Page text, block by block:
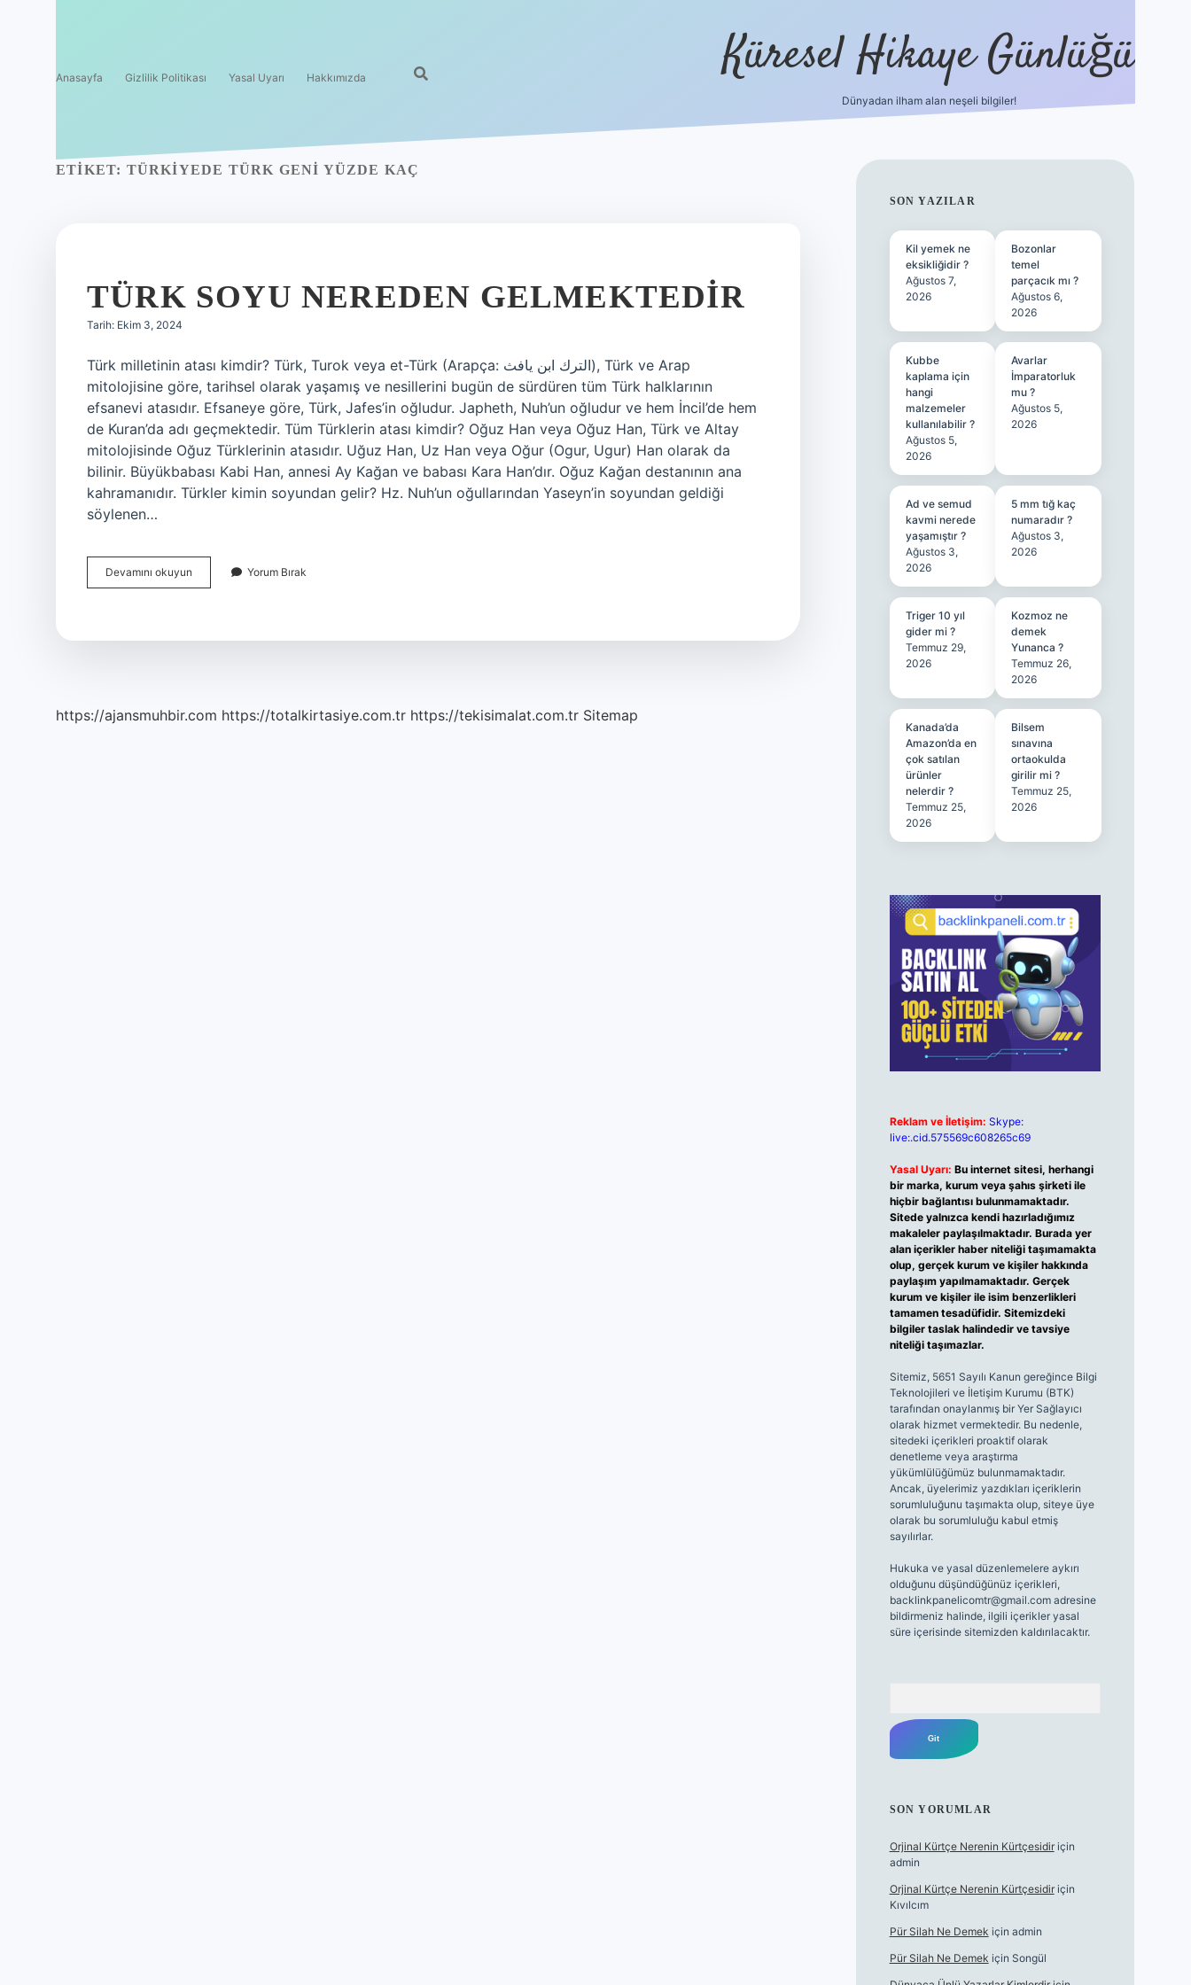
Anasayfa Gizlilik Politikası Yasal Uyarı Hakkımızda Küresel Hikaye Günlüğü
Dünyadan ilham alan neşeli bilgiler!
ETIKET: TÜRKIYEDE TÜRK GENI YÜZDE KAÇ
TÜRK SOYU NEREDEN GELMEKTEDIR
Tarih: Ekim 3, 2024
Türk milletinin atası kimdir? Türk, Turok veya et-Türk (Arapça: الترك ابن يافث), Türk ve Arap
mitolojisine göre, tarihsel olarak yaşamış ve nesillerini bugün de sürdüren tüm Türk halklarının
efsanevi atasıdır. Efsaneye göre, Türk, Jafes’in oğludur. Japheth, Nuh’un oğludur ve hem İncil’de hem
de Kuran’da adı geçmektedir. Tüm Türklerin atası kimdir? Oğuz Han veya Oğuz Han, Türk ve Altay
mitolojisinde Oğuz Türklerinin atasıdır. Uğuz Han, Uz Han veya Oğur (Ogur, Ugur) Han olarak da
bilinir. Büyükbabası Kabi Han, annesi Ay Kağan ve babası Kara Han’dır. Oğuz Kağan destanının ana
kahramanıdır. Türkler kimin soyundan gelir? Hz. Nuh’un oğullarından Yaseyn’in soyundan geldiği
söylenen…
Devamını okuyun
Soyu
Yorum Bırak
https://ajansmuhbir.com https://totalkirtasiye.com.tr https://tekisimalat.com.tr Sitemap
SIDEBAR
SON YAZILAR
Kil yemek ne
eksikliğidir ?
Ağustos 7,
2026
Bozonlar
temel
parçacık mı ?
Ağustos 6,
2026
Kubbe
kaplama için
hangi
malzemeler
kullanılabilir ?
Ağustos 5,
2026
Avarlar
İmparatorluk
mu ?
Ağustos 5,
2026
Ad ve semud
kavmi nerede
yaşamıştır ?
Ağustos 3,
2026
5 mm tığ kaç
numaradır ?
Ağustos 3,
2026
Triger 10 yıl
gider mi ?
Temmuz 29,
2026
Kozmoz ne
demek
Yunanca ?
Temmuz 26,
2026
Kanada’da
Amazon’da en
çok satılan
ürünler
nelerdir ?
Temmuz 25,
2026
Bilsem
sınavına
ortaokulda
girilir mi ?
Temmuz 25,
2026
Reklam ve İletişim: Skype:
live:.cid.575569c608265c69
Yasal Uyarı: Bu internet sitesi, herhangi
bir marka, kurum veya şahıs şirketi ile
hiçbir bağlantısı bulunmamaktadır.
Sitede yalnızca kendi hazırladığımız
makaleler paylaşılmaktadır. Burada yer
alan içerikler haber niteliği taşımamakta
olup, gerçek kurum ve kişiler hakkında
paylaşım yapılmamaktadır. Gerçek
kurum ve kişiler ile isim benzerlikleri
tamamen tesadüfidir. Sitemizdeki
bilgiler taslak halindedir ve tavsiye
niteliği taşımazlar.
Sitemiz, 5651 Sayılı Kanun gereğince Bilgi
Teknolojileri ve İletişim Kurumu (BTK)
tarafından onaylanmış bir Yer Sağlayıcı
olarak hizmet vermektedir. Bu nedenle,
sitedeki içerikleri proaktif olarak
denetleme veya araştırma
yükümlülüğümüz bulunmamaktadır.
Ancak, üyelerimiz yazdıkları içeriklerin
sorumluluğunu taşımakta olup, siteye üye
olarak bu sorumluluğu kabul etmiş
sayılırlar.
Hukuka ve yasal düzenlemelere aykırı
olduğunu düşündüğünüz içerikleri,
backlinkpanelicomtr@gmail.comadresine
bildirmeniz halinde, ilgili içerikler yasal
süre içerisinde sitemizden kaldırılacaktır.
SON YORUMLAR
Orjinal Kürtçe Nerenin Kürtçesidiriçin
admin
Orjinal Kürtçe Nerenin Kürtçesidiriçin
Kıvılcım
Pür Silah Ne Demek için admin
Pür Silah Ne Demek için Songül
betexper